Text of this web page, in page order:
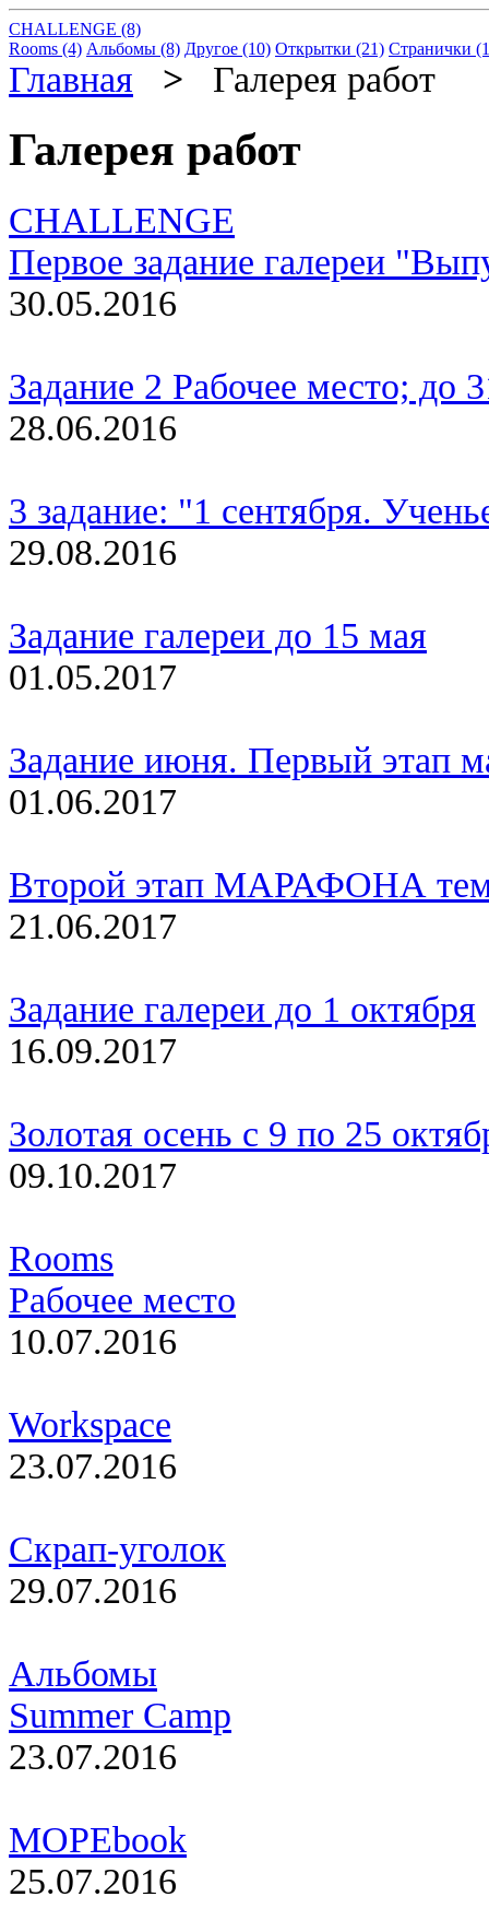
CHALLENGE (8)
Rooms (4) Альбомы (8) Другое (10) Открытки (21) Странички
Главная > Галерея работ
Галерея работ
CHALLENGE
Первое задание галереи
30.05.2016
Задание 2 Рабочее место; до
28.06.2016
3 задание: "1 сентября.
29.08.2016
Задание галереи до 15 мая
01.05.2017
Задание июня. Первый этап
01.06.2017
Второй этап МАРАФОНА
21.06.2017
Задание галереи до 1 октября
16.09.2017
Золотая осень с 9 по 25
09.10.2017
Rooms
Рабочее место
10.07.2016
Workspace
23.07.2016
Скрап-уголок
29.07.2016
Альбомы
Summer Camp
23.07.2016
МОРЕbook
25.07.2016